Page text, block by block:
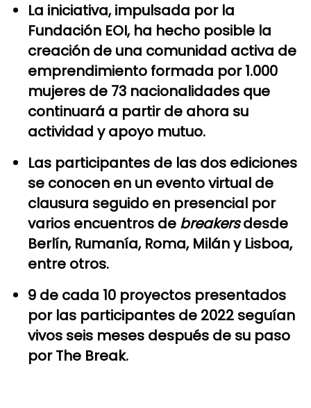
La iniciativa, impulsada por la
Fundación EOI, ha hecho posible la
creación de una comunidad activa de
emprendimiento formada por 1.000
mujeres de 73 nacionalidades que
continuará a partir de ahora su
actividad y apoyo mutuo.
Las participantes de las dos ediciones
se conocen en un evento virtual de
clausura seguido en presencial por
varios encuentros de breakersdesde
Berlín, Rumanía, Roma, Milán y Lisboa,
entre otros.
9 de cada 10 proyectos presentados
por las participantes de 2022 seguían
vivos seis meses después de su paso
por The Break.